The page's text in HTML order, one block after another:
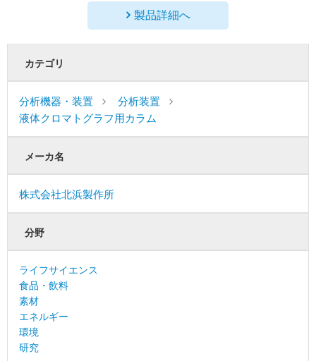
製品詳細へ
カテゴリ
分析機器・装置
分析装置
液体クロマトグラフ用カラム
メーカ名
株式会社北浜製作所
分野
ライフサイエンス
食品・飲料
素材
エネルギー
環境
研究